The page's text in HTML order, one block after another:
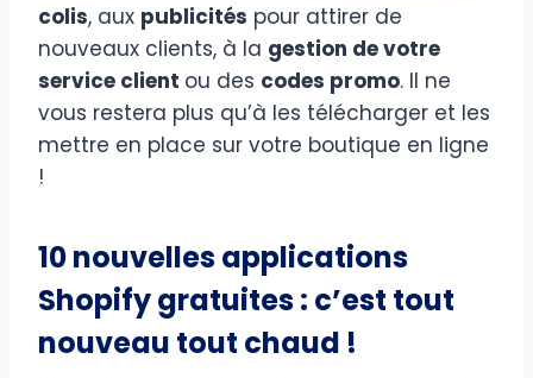
colis, aux publicités pour attirer de
nouveaux clients, à la gestion de votre
service client ou des codes promo. Il ne
vous restera plus qu’à les télécharger et les
mettre en place sur votre boutique en ligne
!
10 nouvelles applications
Shopify gratuites : c’est tout
nouveau tout chaud !